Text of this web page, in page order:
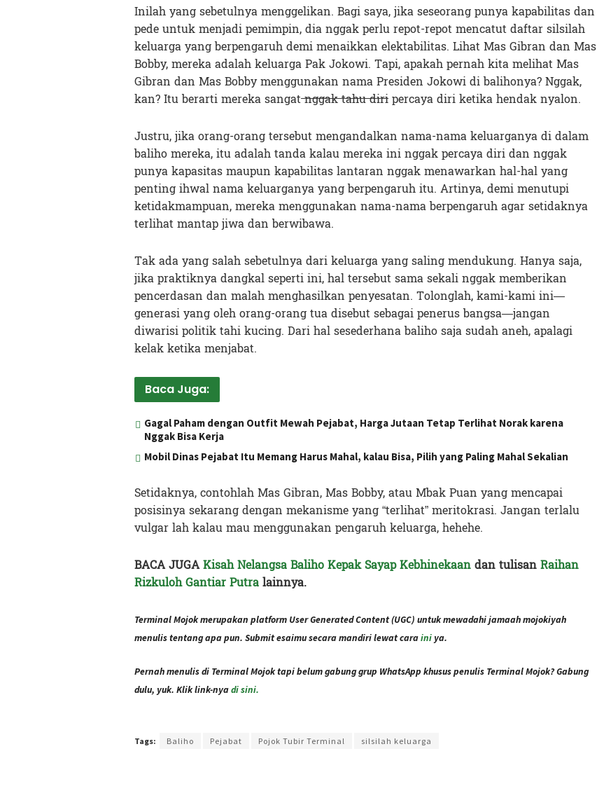
Inilah yang sebetulnya menggelikan. Bagi saya, jika seseorang punya kapabilitas dan
pede untuk menjadi pemimpin, dia nggak perlu repot-repot mencatut daftar silsilah
keluarga yang berpengaruh demi menaikkan elektabilitas. Lihat Mas Gibran dan Mas
Bobby, mereka adalah keluarga Pak Jokowi. Tapi, apakah pernah kita melihat Mas
Gibran dan Mas Bobby menggunakan nama Presiden Jokowi di balihonya? Nggak,
kan? Itu berarti mereka sangatnggak tahu diripercaya diri ketika hendak nyalon.
Justru, jika orang-orang tersebut mengandalkan nama-nama keluarganya di dalam
baliho mereka, itu adalah tanda kalau mereka ini nggak percaya diri dan nggak
punya kapasitas maupun kapabilitas lantaran nggak menawarkan hal-hal yang
penting ihwal nama keluarganya yang berpengaruh itu. Artinya, demi menutupi
ketidakmampuan, mereka menggunakan nama-nama berpengaruh agar setidaknya
terlihat mantap jiwa dan berwibawa.
Tak ada yang salah sebetulnya dari keluarga yang saling mendukung. Hanya saja,
jika praktiknya dangkal seperti ini, hal tersebut sama sekali nggak memberikan
pencerdasan dan malah menghasilkan penyesatan. Tolonglah, kami-kami ini—
generasi yang oleh orang-orang tua disebut sebagai penerus bangsa—jangan
diwarisi politik tahi kucing. Dari hal sesederhana baliho saja sudah aneh, apalagi
kelak ketika menjabat.
Baca Juga:
Gagal Paham dengan Outfit Mewah Pejabat, Harga Jutaan Tetap Terlihat Norak karena
Nggak Bisa Kerja
Mobil Dinas Pejabat Itu Memang Harus Mahal, kalau Bisa, Pilih yang Paling Mahal Sekalian
Setidaknya, contohlah Mas Gibran, Mas Bobby, atau Mbak Puan yang mencapai
posisinya sekarang dengan mekanisme yang “terlihat” meritokrasi. Jangan terlalu
vulgar lah kalau mau menggunakan pengaruh keluarga, hehehe.
BACA JUGAKisah Nelangsa Baliho Kepak Sayap Kebhinekaandan tulisanRaihan
Rizkuloh Gantiar Putralainnya.
Terminal Mojok merupakan platform User Generated Content (UGC) untuk mewadahi jamaah mojokiyah
menulis tentang apa pun. Submit esaimu secara mandiri lewat caraini ya.
Pernah menulis di Terminal Mojok tapi belum gabung grup WhatsApp khusus penulis Terminal Mojok? Gabung
dulu, yuk. Klik link-nyadi sini.
Tags: Baliho Pejabat Pojok Tubir Terminal silsilah keluarga